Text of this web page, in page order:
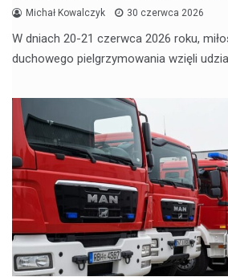
Michał Kowalczyk 30 czerwca 2026
W dniach 20-21 czerwca 2026 roku,
duchowego pielgrzymowania wzięli